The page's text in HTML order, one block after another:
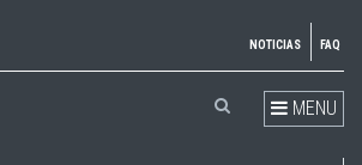
NOTICIAS FAQ
MENU